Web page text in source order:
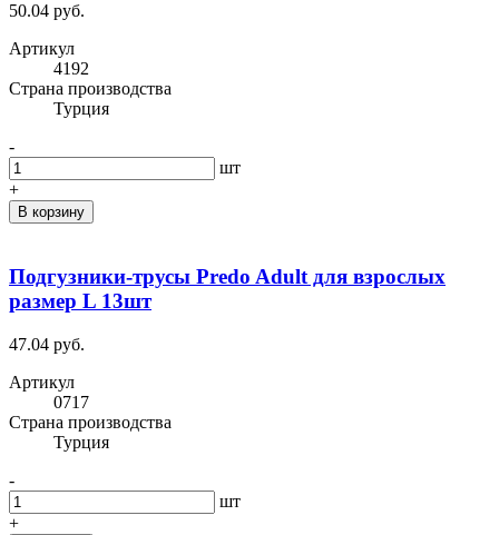
50.04 руб.
Артикул
4192
Cтрана производства
Турция
-
шт
+
В корзину
Подгузники-трусы Predo Adult для взрослых
размер L 13шт
47.04 руб.
Артикул
0717
Cтрана производства
Турция
-
шт
+